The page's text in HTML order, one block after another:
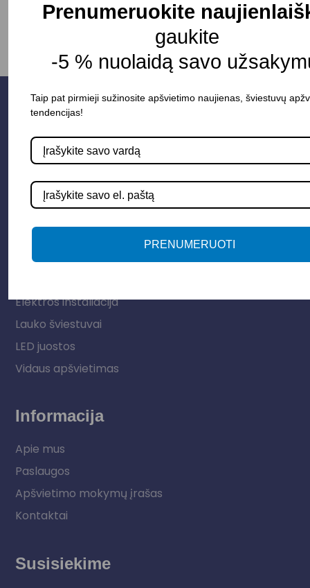
Elektros instaliacija
Lauko šviestuvai
LED juostos
Vidaus apšvietimas
Informacija
Apie mus
Paslaugos
Apšvietimo mokymų įrašas
Kontaktai
Susisiekime
Prenumeruokite
gaukite
-5 % nuolaidą savo
Taip pat pirmieji sužinosite apšvietimo naujienas, šviestuvų
tendencijas!
PRENUMERUOTI